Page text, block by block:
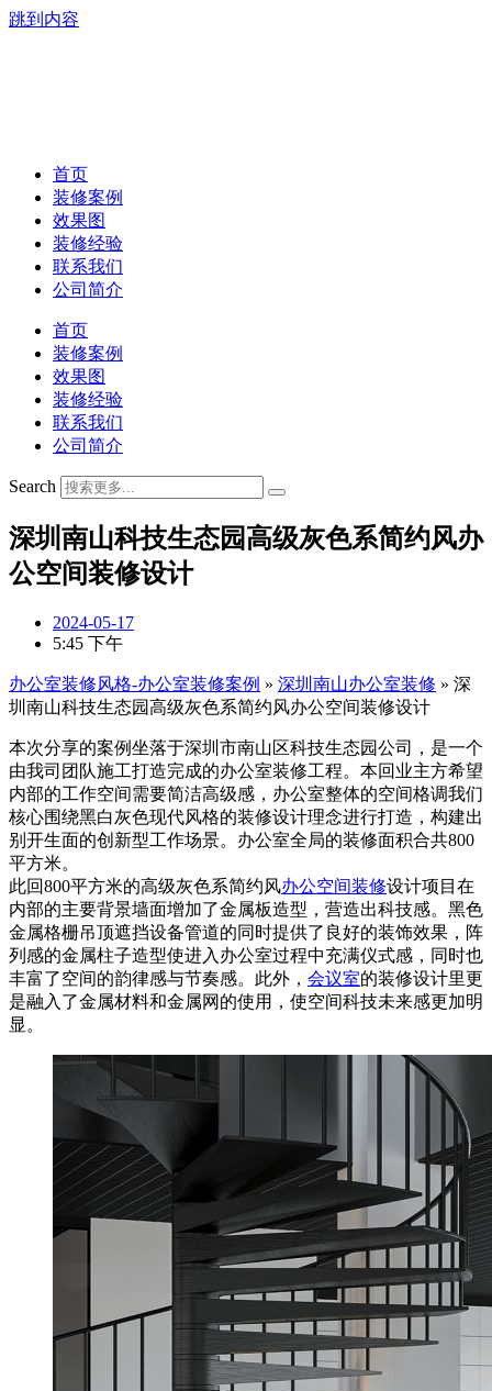
跳到内容
首页
装修案例
效果图
装修经验
联系我们
公司简介
首页
装修案例
效果图
装修经验
联系我们
公司简介
Search
深圳南山科技生态园高级灰色系简约风办
公空间装修设计
2024-05-17
5:45 下午
办公室装修风格-办公室装修案例 » 深圳南山办公室装修 » 深
圳南山科技生态园高级灰色系简约风办公空间装修设计
本次分享的案例坐落于深圳市南山区科技生态园公司，是一个
由我司团队施工打造完成的办公室装修工程。本回业主方希望
内部的工作空间需要简洁高级感，办公室整体的空间格调我们
核心围绕黑白灰色现代风格的装修设计理念进行打造，构建出
别开生面的创新型工作场景。办公室全局的装修面积合共800
平方米。
此回800平方米的高级灰色系简约风办公空间装修设计项目在
内部的主要背景墙面增加了金属板造型，营造出科技感。黑色
金属格栅吊顶遮挡设备管道的同时提供了良好的装饰效果，阵
列感的金属柱子造型使进入办公室过程中充满仪式感，同时也
丰富了空间的韵律感与节奏感。此外， 会议室的装修设计里更
是融入了金属材料和金属网的使用，使空间科技未来感更加明
显。